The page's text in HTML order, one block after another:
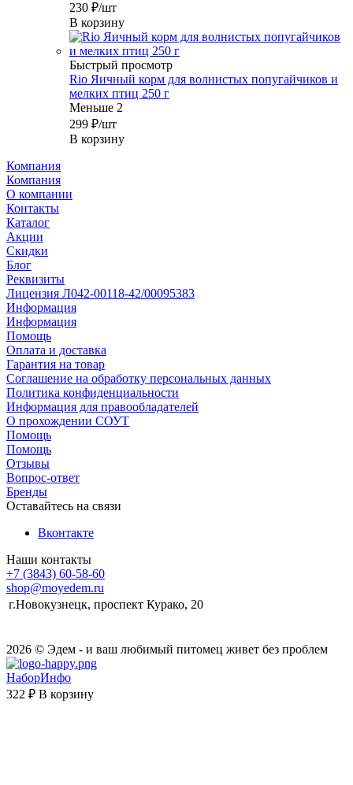
230 ₽/шт
В корзину
Быстрый просмотр
Rio Яичный корм для волнистых попугайчиков и
мелких птиц 250 г
Меньше 2
299 ₽/шт
В корзину
Компания
Компания
О компании
Контакты
Каталог
Акции
Скидки
Блог
Реквизиты
Лицензия Л042-00118-42/00095383
Информация
Информация
Помощь
Оплата и доставка
Гарантия на товар
Соглашение на обработку персональных данных
Политика конфиденциальности
Информация для правообладателей
О прохождении СОУТ
Помощь
Помощь
Отзывы
Вопрос-ответ
Бренды
Оставайтесь на связи
Вконтакте
Наши контакты
+7 (3843) 60-58-60
shop@moyedem.ru
г.Новокузнецк, проспект Курако, 20
2026 © Эдем - и ваш любимый питомец живет без проблем
НаборИнфо
322 ₽ В корзину